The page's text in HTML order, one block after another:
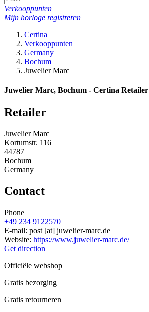
Verkooppunten
Mijn horloge registreren
Certina
Verkooppunten
Germany
Bochum
Juwelier Marc
Juwelier Marc, Bochum - Certina Retailer
Retailer
Juwelier Marc
Kortumstr. 116
44787
Bochum
Germany
Contact
Phone
+49 234 9122570
E-mail: post [at] juwelier-marc.de
Website: https://www.juwelier-marc.de/
Get direction
Officiële webshop
Gratis bezorging
Gratis retourneren